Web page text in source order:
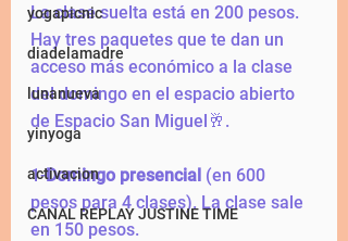
yogapicnic
diadelamadre
lunanueva
yinyoga
activacion
CANAL REPLAY JUSTINE TIME
La clase suelta está en 200 pesos.
Hay tres paquetes que te dan un
acceso más económico a la clase
del domingo en el espacio abierto
de Espacio San Miguel🥂.
1-Domingo presencial (en 600
pesos para 4 clases). La clase sale
en 150 pesos.